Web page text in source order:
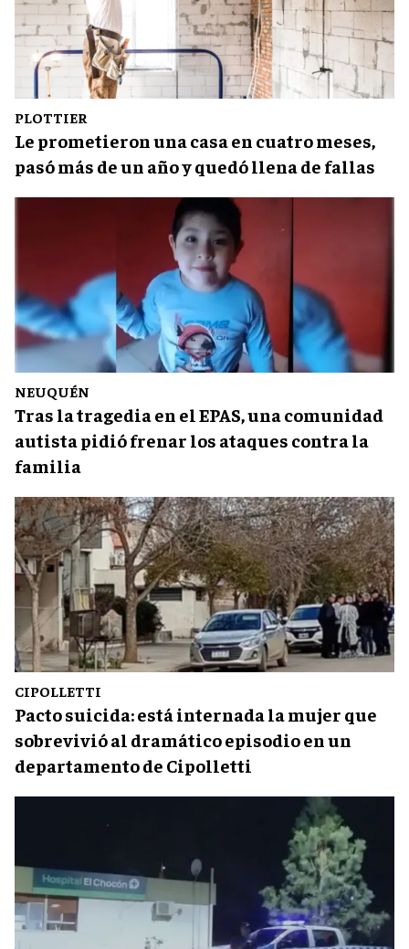
PLOTTIER
Le prometieron una casa en cuatro meses,
pasó más de un año y quedó llena de fallas
NEUQUÉN
Tras la tragedia en el EPAS, una comunidad
autista pidió frenar los ataques contra la
familia
CIPOLLETTI
Pacto suicida: está internada la mujer que
sobrevivió al dramático episodio en un
departamento de Cipolletti